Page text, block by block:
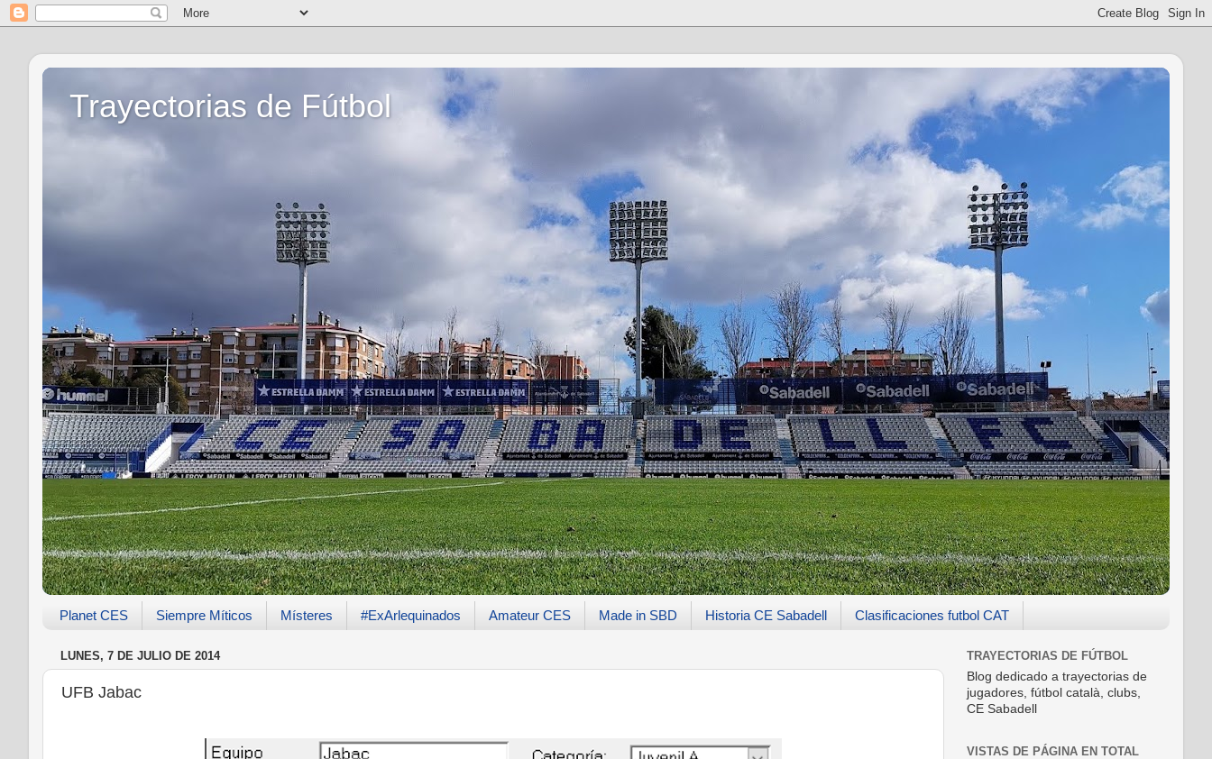
Trayectorias de Fútbol
Planet CES Siempre Míticos Místeres #ExArlequinados Amateur CES Made in SBD Historia CE Sabadell Clasificaciones futbol CAT
LUNES, 7 DE JULIO DE 2014
UFB Jabac
TRAYECTORIAS DE FÚTBOL
Blog dedicado a trayectorias de
jugadores, fútbol català, clubs,
CE Sabadell
VISTAS DE PÁGINA EN TOTAL